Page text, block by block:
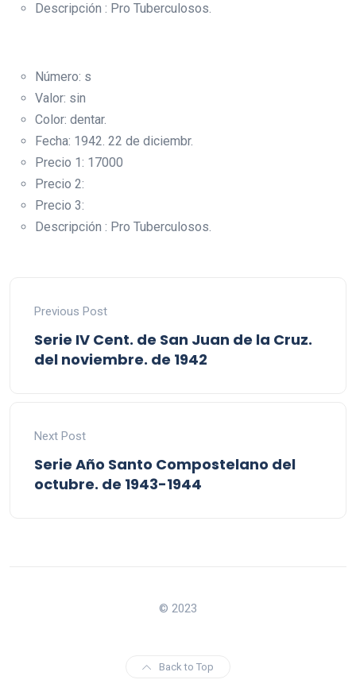
Descripción : Pro Tuberculosos.
Número: s
Valor: sin
Color: dentar.
Fecha: 1942. 22 de diciembr.
Precio 1: 17000
Precio 2:
Precio 3:
Descripción : Pro Tuberculosos.
Previous Post
Serie IV Cent. de San Juan de la Cruz.
del noviembre. de 1942
Next Post
Serie Año Santo Compostelano del
octubre. de 1943-1944
© 2023
Back to Top